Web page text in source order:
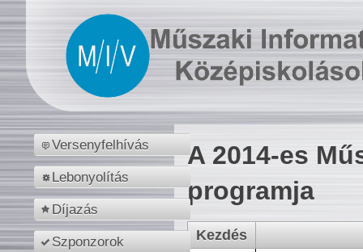
Versenyfelhívás
Lebonyolítás
Díjazás
Szponzorok
A 2014-es
programja
Kezdés